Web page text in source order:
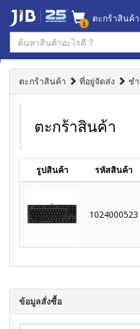
1 ตะกร้าสินค้า
ตะกร้าสินค้า ที่อยู่จัดส่ง ช
ตะกร้าสินค้า
รูปสินค้า รหัสสินค้า
1024000523
ข้อมูลสั่งซื้อ